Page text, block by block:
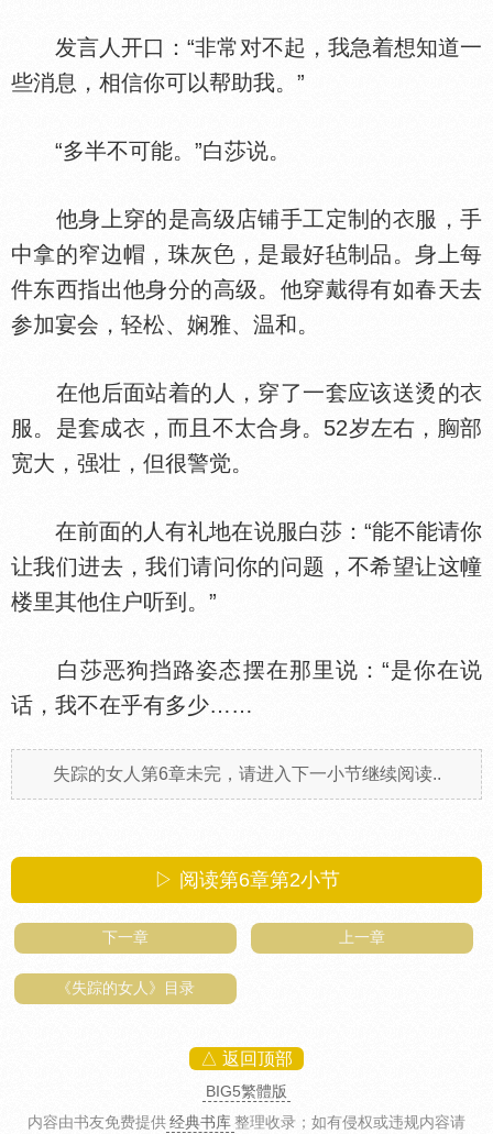
发言人开口：“非常对不起，我急着想知道一
些消息，相信你可以帮助我。”
“多半不可能。”白莎说。
他身上穿的是高级店铺手工定制的
服，手
中拿的窄边帽，珠灰
，是最好毡制品。身上每
件东西指出他身分的高级。他穿戴得有如春天去
参加宴会，轻松、娴雅、温和。
在他后面站着的人，穿了一套应该送烫的
服。是套成
，而且不太合身。52岁左右，
部
宽大，强壮，但很警觉。
在前面的人有礼地在说服白莎：“能不能请你
让我们进去，我们请问你的问题，不希望让这幢
楼里其他住户听到。”
白莎恶狗挡路姿态摆在那里说：“是你在说
话，我不在乎有多少……
失踪的女人第6章未完，请进入下一小节继续阅读..
▷ 阅读第6章第2小节
下一章 上一章
《失踪的女人》目录
△ 返回顶部
BIG5繁體版
内容由书友免费提供经典书库整理收录 ；如有侵权或违规内容请